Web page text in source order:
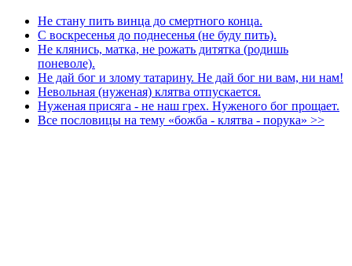
Не стану пить винца до смертного конца.
С воскресенья до поднесенья (не буду пить).
Не клянись, матка, не рожать дитятка (родишь
поневоле).
Не дай бог и злому татарину. Не дай бог ни вам, ни нам!
Невольная (нуженая) клятва отпускается.
Нуженая присяга - не наш грех. Нуженого бог прощает.
Все пословицы на тему «божба - клятва - порука» >>